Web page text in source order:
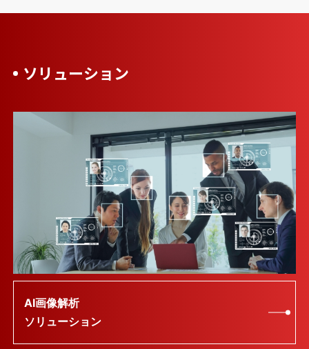
ソリューション
AI画像解析
ソリューション